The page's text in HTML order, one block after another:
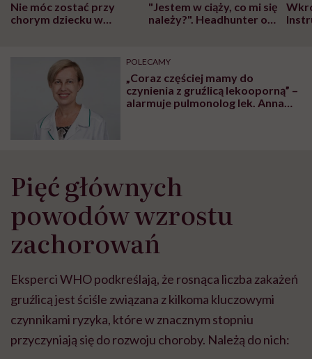
Nie móc zostać przy
chorym dziecku w
może chyba tylko
głupota i brak
wyobraźni"
"Jestem w ciąży, co mi się
należy?". Headhunter o
pracy
POLECAMY
„Coraz częściej mamy do
czynienia z gruźlicą lekooporną” –
alarmuje pulmonolog lek. Anna
Pięć głównych
powodów wzrostu
zachorowań
Eksperci WHO podkreślają, że rosnąca liczba zakażeń
gruźlicą jest ściśle związana z kilkoma kluczowymi
czynnikami ryzyka, które w znacznym stopniu
przyczyniają się do rozwoju choroby. Należą do nich: